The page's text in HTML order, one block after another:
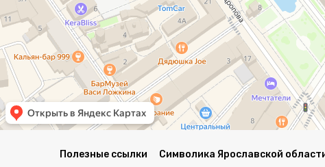
Полезные ссылки Символика Ярославской